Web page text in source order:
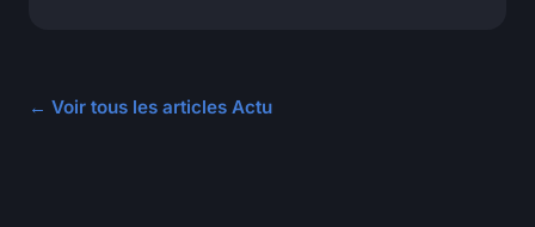
← Voir tous les articles Actu